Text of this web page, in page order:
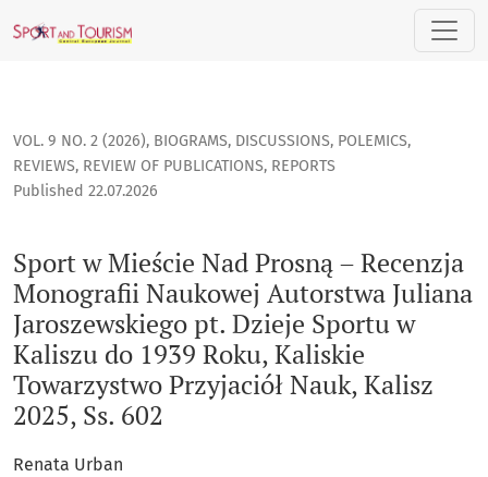
Sport w Mieście Nad Prosną – Recenzja Monografii
VOL. 9 NO. 2 (2026), BIOGRAMS, DISCUSSIONS, POLEMICS,
REVIEWS, REVIEW OF PUBLICATIONS, REPORTS
Sport w Mieście Nad Prosną – Recenzja
Monografii Naukowej Autorstwa Juliana
Jaroszewskiego pt. Dzieje Sportu w
Kaliszu do 1939 Roku, Kaliskie
Towarzystwo Przyjaciół Nauk, Kalisz
2025, Ss. 602
Published 22.07.2026
Renata Urban